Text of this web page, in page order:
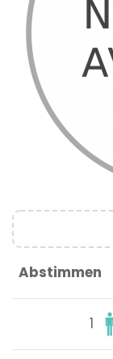
Abstimmen
1